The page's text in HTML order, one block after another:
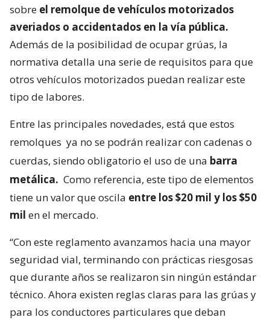
sobre el remolque de vehículos motorizados
averiados o accidentados en la vía pública.
Además de la posibilidad de ocupar grúas, la
normativa detalla una serie de requisitos para que
otros vehículos motorizados puedan realizar este
tipo de labores.
Entre las principales novedades, está que estos
remolques ya no se podrán realizar con cadenas o
cuerdas, siendo obligatorio el uso de una barra
metálica. Como referencia, este tipo de elementos
tiene un valor que oscila entre los $20 mil y los $50
mil en el mercado.
“Con este reglamento avanzamos hacia una mayor
seguridad vial, terminando con prácticas riesgosas
que durante años se realizaron sin ningún estándar
técnico. Ahora existen reglas claras para las grúas y
para los conductores particulares que deban